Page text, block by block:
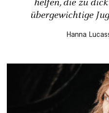
helfen, die zu
übergewichtige
Hanna